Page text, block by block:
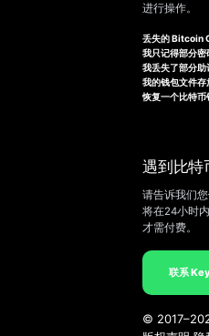
进行操作。
丢失的 Bitcoin
我只记得部分密
我丢失了部分助
我的钱包文件存
恢复一个比特币
遇到比特
请告诉我们
将在24小时
才需付费。
联系
©